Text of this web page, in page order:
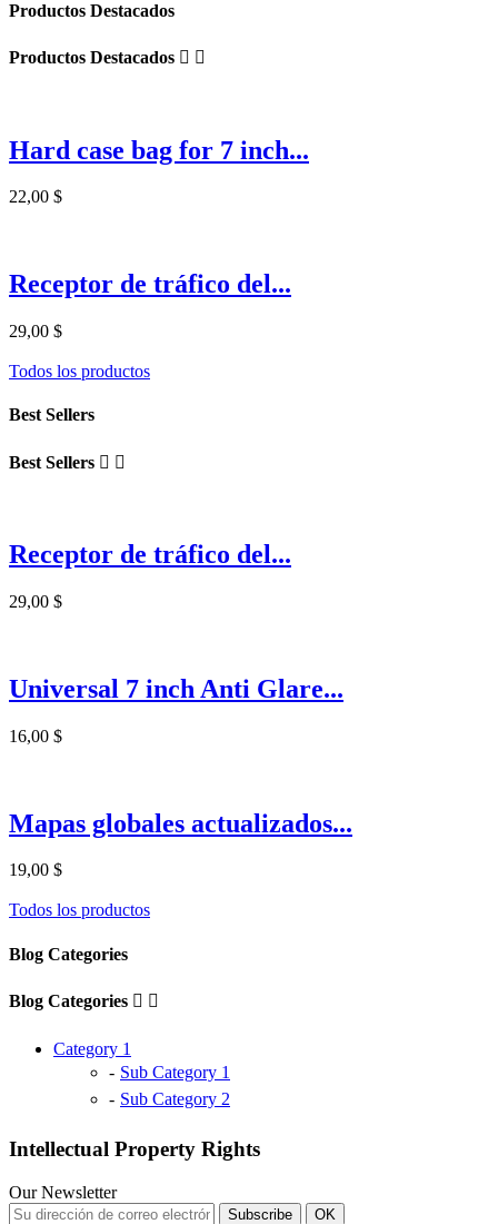
Productos Destacados
Productos Destacados  
Hard case bag for 7 inch...
22,00 $
Receptor de tráfico del...
29,00 $
Todos los productos
Best Sellers
Best Sellers  
Receptor de tráfico del...
29,00 $
Universal 7 inch Anti Glare...
16,00 $
Mapas globales actualizados...
19,00 $
Todos los productos
Blog Categories
Blog Categories  
Category 1
Sub Category 1
Sub Category 2
Intellectual Property Rights
Our Newsletter